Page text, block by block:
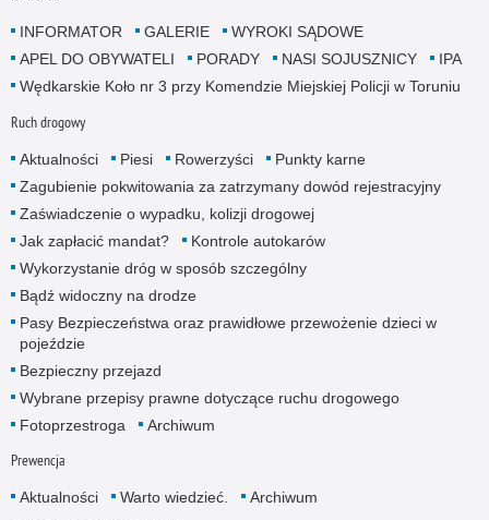
INFORMATOR GALERIE
WYROKI SĄDOWE
APEL DO OBYWATELI
PORADY NASI SOJUSZNICY
IPA
Wędkarskie Koło nr 3 przy Komendzie Miejskiej Policji w Toruniu
Ruch drogowy
Aktualności Piesi Rowerzyści
Punkty karne
Zagubienie pokwitowania za zatrzymany dowód rejestracyjny
Zaświadczenie o wypadku, kolizji drogowej
Jak zapłacić mandat?
Kontrole autokarów
Wykorzystanie dróg w sposób szczególny
Bądź widoczny na drodze
Pasy Bezpieczeństwa oraz prawidłowe przewożenie dzieci w
pojeździe
Bezpieczny przejazd
Wybrane przepisy prawne dotyczące ruchu drogowego
Fotoprzestroga
Archiwum
Prewencja
Aktualności Warto wiedzieć. Archiwum